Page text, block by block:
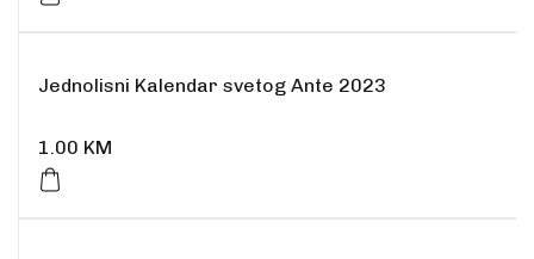
Jednolisni Kalendar svetog Ante 2023
1.00 KM